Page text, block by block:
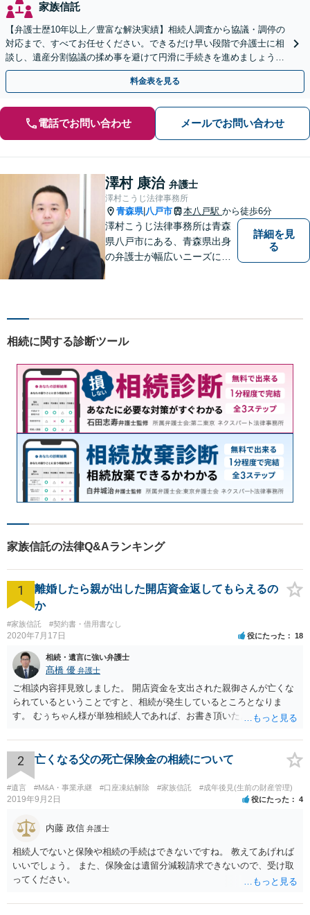
家族信託
【弁護士歴10年以上／豊富な解決実績】相続人調査から協議・調停の
対応まで、すべてお任せください。できるだけ早い段階で弁護士に相
談し、遺産分割協議の揉め事を避けて円滑に手続きを進めましょう
【秘密厳守】【完全個室対応】【休日・夜間相談あり】
料金表を見る
電話でお問い合わせ メールでお問い合わせ
澤村 康治 弁護士
澤村こうじ法律事務所
青森県| 八戸市 本八戸駅 から徒歩6分
澤村こうじ法律事務所は青森
県八戸市にある、青森県出身
の弁護士が幅広いニーズにお
詳細を見
る
相続に関する診断ツール
家族信託の法律Q&Aランキング
1
離婚したら親が出した開店資金返してもらえるの
か
#家族信託 #契約書・借用書なし
2020年7月17日 役にたった 18
相続・遺言に強い弁護士
髙橋 優 弁護士
ご相談内容拝見致しました。 開店資金を支出された親御さんが亡くな
られているということですと、相続が発生しているところとなりま
す。 むぅちゃん様が単独相続人であれば、お書き頂いたような方法で
相続人おられるということであれば、他の相続人との協議が必要とな
るところです。 また、当該点とは別にご主人から貸付ではなく贈与で
あると主張される可能性がございます。 その場合には、貸付であるこ
とを伺わせる事情をどれだけ積み重ねることが出来るか、というとこ
ろとなります。 返済の事実や、返済を約束するメール等です。 金額の
おく方が宜しいかと思います。 緊急という訳ではないかと思います
が、事前準備が早い方が有効な手段が増える傾向にありますので、早
目に弁護士を入れられることを御検討頂くと良いかと思います。
2 亡くなる父の死亡保険金の相続について
#遺言 #M&A・事業承継 #口座凍結解除 #家族信託 #成年後見(生前の財産管理)
2019年9月2日 役にたった 4
内藤 政信 弁護士
相続人でないと保険や相続の手続はできないですね。 教えてあげれば
いいでしょう。 また、保険金は遺留分減殺請求できないので、受け取
ってください。